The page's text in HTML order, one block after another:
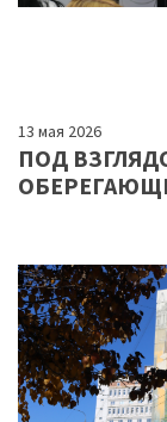
13 мая 2026
ПОД